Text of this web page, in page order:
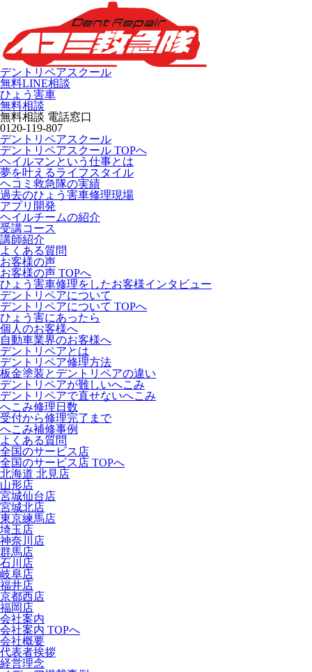
デントリペアスクール
無料LINE相談
ひょう害車
無料相談
無料相談 電話窓口
0120-119-807
デントリペアスクール
デントリペアスクール TOPへ
ヘイルマンという仕事とは
夢を叶えるライフスタイル
ヘコミ救急隊の実績
過去のひょう害車修理現場
アプリ開発
ヘイルチームの紹介
受講コース
講師紹介
よくある質問
お客様の声
お客様の声 TOPへ
ひょう害車修理をしたお客様インタビュー
デントリペアについて
デントリペアについて TOPへ
ひょう害にあったら
個人のお客様へ
自動車業界のお客様へ
デントリペアとは
デントリペア修理方法
板金塗装とデントリペアの違い
デントリペアが難しいへこみ
デントリペアで直せないへこみ
へこみ修理日数
受付から修理完了まで
へこみ補修事例
よくある質問
全国のサービス店
全国のサービス店 TOPへ
北海道 北見店
山形店
宮城仙台店
宮城北店
東京練馬店
埼玉店
神奈川店
群馬店
石川店
岐阜店
福井店
京都西店
福岡店
会社案内
会社案内 TOPへ
会社概要
代表者挨拶
経営理念